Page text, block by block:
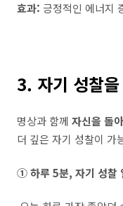
효과: 긍정적인 에너지
3. 자기 성찰
명상과 함께 자신을 돌
더 깊은 자기 성찰이 가
① 하루 5분, 자기 성찰